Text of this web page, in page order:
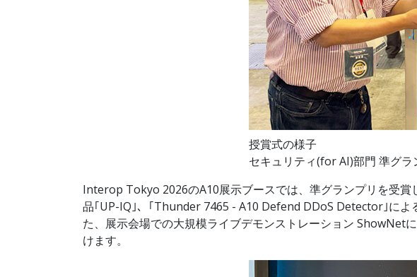
授賞式の様子
セキュリティ(for AI)部門 準グラ
Interop Tokyo 2026のA10展示ブースでは、準グランプリを受
品｢UP-IQ｣、｢Thunder 7465 - A10 Defend DDoS Detector｣によ
た、展示会場での大規模ライブデモンストレーション ShowNet
けます。